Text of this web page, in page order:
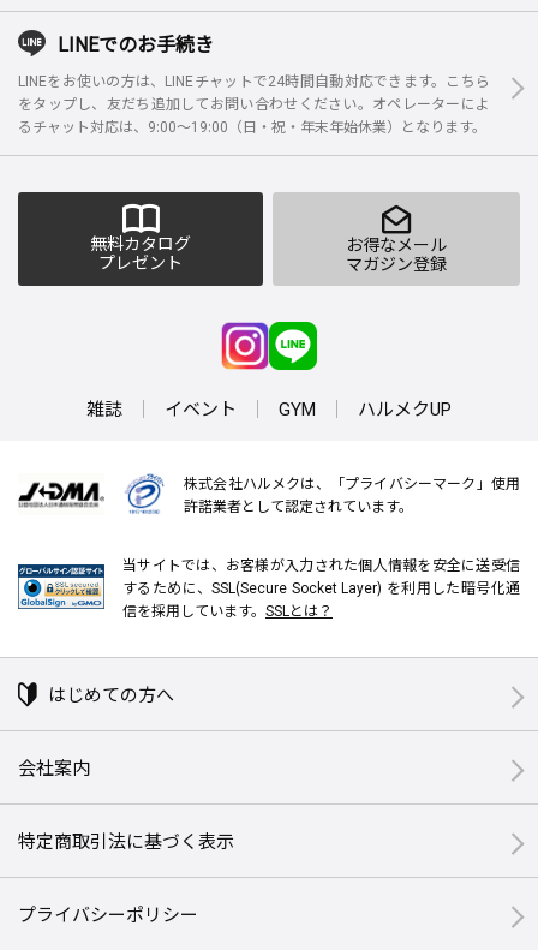
LINEでのお手続き
LINEをお使いの方は、LINEチャットで24時間自動対応できます。こちら
をタップし、友だち追加してお問い合わせください。オペレーターによ
るチャット対応は、9:00～19:00（日・祝・年末年始休業）となります。
無料カタログ
プレゼント
お得なメール
マガジン登録
雑誌 イベント GYM ハルメクUP
株式会社ハルメクは、「プライバシーマーク」使用
許諾業者として認定されています。
当サイトでは、お客様が入力された個人情報を安全に送受信
するために、SSL(Secure Socket Layer) を利用した暗号化通
信を採用しています。 SSLとは？
はじめての方へ
会社案内
特定商取引法に基づく表示
プライバシーポリシー